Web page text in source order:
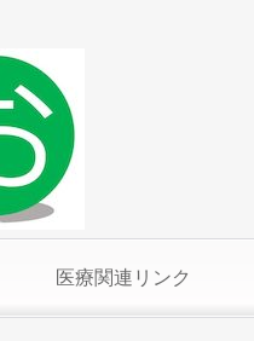
医療関連リンク